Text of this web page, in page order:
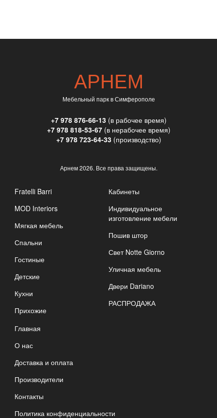
АРНЕМ
Мебельный парк в Симферополе
+7 978 876-66-13(в рабочее время)
+7 978 818-53-67(в нерабочее время)
+7 978 723-64-33(производство)
Арнем2026. Все права защищены.
Fratelli Barri
MOD Interiors
Мягкая мебель
Спальни
Гостиные
Детские
Кухни
Прихожие
Кабинеты
Индивидуальное
изготовление мебели
Пошив штор
Свет Notte Giorno
Уличная мебель
Двери Dariano
РАСПРОДАЖА
Главная
О нас
Доставка и оплата
Производители
Контакты
Политика конфиденциальности